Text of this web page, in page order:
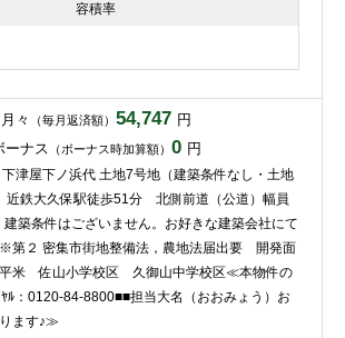
容積率
月々 （毎月返済額） 54,747 円
ーナス （ボーナス時加算額） 0 円
下津屋下ノ浜代 土地7号地（建築条件なし・土地
近鉄大久保駅徒歩51分 北側前道（公道）幅員
築条件はございません。お好きな建築会社にて
第２ 密集市街地整備法，農地法届出要 開発面
平米 佐山小学校区 久御山中学校区≪本物件の
ﾔﾙ：0120-84-8800■■担当大名（おおみょう）お
ます♪≫